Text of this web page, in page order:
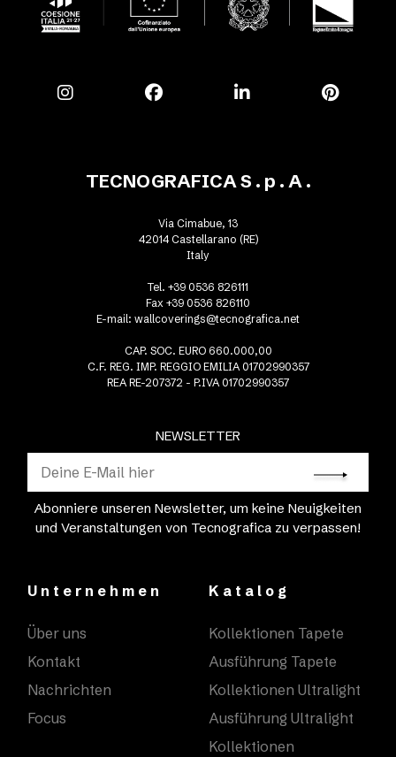
NEWSLETTER
Abonniere unseren Newsletter, um keine Neuigkeiten
und Veranstaltungen von Tecnografica zu verpassen!
TECNOGRAFICA S . p . A .
Via Cimabue, 13
42014 Castellarano (RE)
Italy
Tel. +39 0536 826111
Fax +39 0536 826110
E-mail: wallcoverings@tecnografica.net
CAP. SOC. EURO 660.000,00
C.F. REG. IMP. REGGIO EMILIA 01702990357
REA RE-207372 - P.IVA 01702990357
Unternehmen
Über uns
Kontakt
Nachrichten
Focus
Katalog
Kollektionen Tapete
Ausführung Tapete
Kollektionen Ultralight
Ausführung Ultralight
Kollektionen